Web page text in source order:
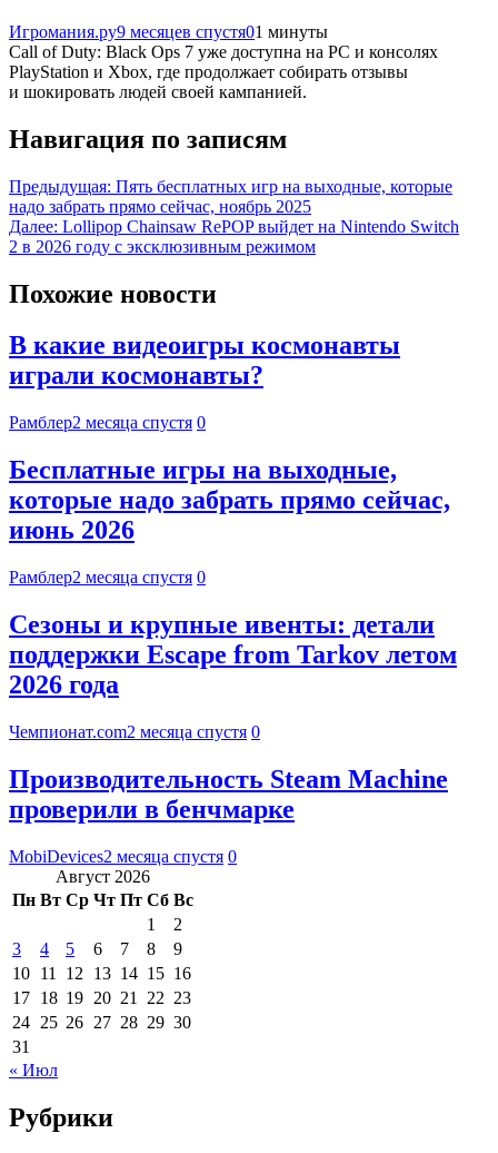
Игромания.ру9 месяцев спустя01 минуты
Call of Duty: Black Ops 7 уже доступна на PC и консолях
PlayStation и Xbox, где продолжает собирать отзывы
и шокировать людей своей кампанией.
Навигация по записям
Предыдущая: Пять бесплатных игр на выходные, которые
надо забрать прямо сейчас, ноябрь 2025
Далее: Lollipop Chainsaw RePOP выйдет на Nintendo Switch
2 в 2026 году с эксклюзивным режимом
Похожие новости
В какие видеоигры космонавты
играли космонавты?
Рамблер2 месяца спустя 0
Бесплатные игры на выходные,
которые надо забрать прямо сейчас,
июнь 2026
Рамблер2 месяца спустя 0
Сезоны и крупные ивенты: детали
поддержки Escape from Tarkov летом
2026 года
Чемпионат.com2 месяца спустя 0
Производительность Steam Machine
проверили в бенчмарке
MobiDevices2 месяца спустя 0
Август 2026
Пн Вт Ср Чт Пт Сб Вс
1
2
3
4 5 6 7 8
9
10 11 12 13 14 15 16
17 18 19 20 21 22 23
24 25 26 27 28 29 30
31
« Июл
Рубрики